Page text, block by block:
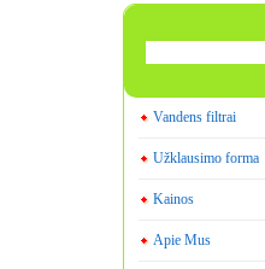
Vandens filtrai
Užklausimo forma
Kainos
Apie Mus